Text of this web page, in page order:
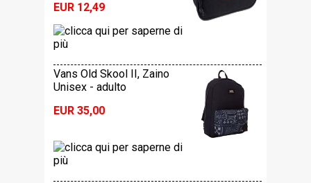
EUR 12,49
Vans Old Skool II, Zaino
Unisex - adulto
EUR 35,00